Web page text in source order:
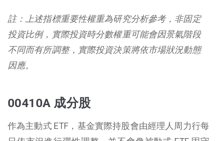
註：上述指標重要性權重為研究分析參考，非固定
投資比例，實際投資時分數權重可能會因景氣階段
不同而有所調整，實際投資決策將依市場狀況動態
因應。
00410A 成分股
作為主動式 ETF，基金實際持股會由經理人周力行每